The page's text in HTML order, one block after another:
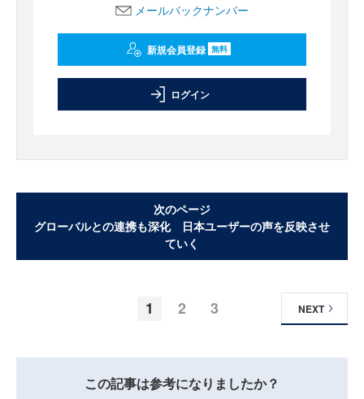
メールバックナンバー
新規会員登録 無料
ログイン
次のページ
グローバルとの連携も深化 日本ユーザーの声を反映させ
ていく
1 2 3 NEXT
この記事は参考になりましたか？